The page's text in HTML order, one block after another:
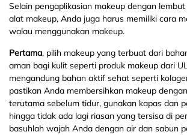
Selain pengaplikasian makeup dengan
alat makeup, Anda juga harus memiliki cara
walau menggunakan makeup.
Pertama, pilih makeup yang terbuat dari
aman bagi kulit seperti produk makeup dari
mengandung bahan aktif sehat seperti
pastikan Anda membersihkan makeup
terutama sebelum tidur, gunakan kapas dan
hingga tidak ada lagi riasan yang tersisa di
basuhlah wajah Anda dengan air dan sabun